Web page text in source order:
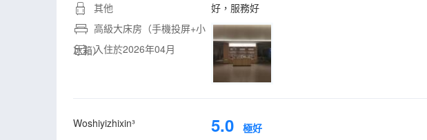
其他
高級大床房（手機投屏+小
冰箱）入住於2026年04月
好，服務好
Woshiyizhixin³
5.0 極好